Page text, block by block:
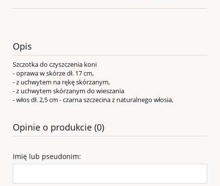
Opis
Szczotka do czyszczenia koni
- oprawa w skórze dł. 17 cm,
- z uchwytem na rękę skórzanym,
- z uchwytem skórzanym do wieszania
- włos dł. 2,5 cm - czarna szczecina z naturalnego włosia,
Opinie o produkcie (0)
Imię lub pseudonim: